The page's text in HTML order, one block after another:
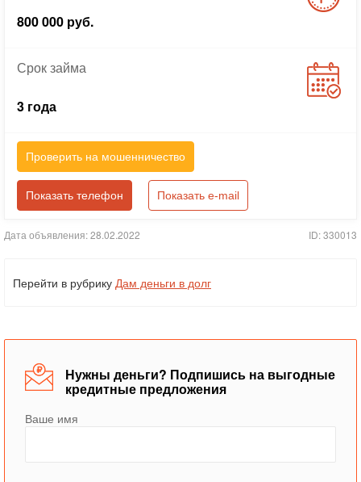
800 000 руб.
Срокзайма
3 года
Проверить на мошенничество
Показать телефон Показать e-mail
Дата объявления: 28.02.2022 ID: 330013
Перейти в рубрику Дам деньги в долг
Нужны деньги? Подпишись на выгодные
кредитные предложения
Ваше имя